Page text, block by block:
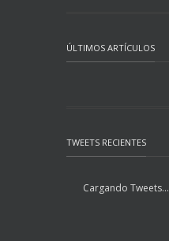
ÚLTIMOS ARTÍCULOS
TWEETS RECIENTES
Cargando Tweets...